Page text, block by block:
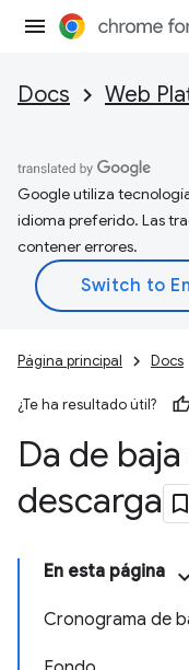
Docs Web
Google utiliza
idioma preferido. Las
contener errores.
Página principal Docs
¿Te ha resultado útil?
Da de
descarga
En esta página
Cronograma de